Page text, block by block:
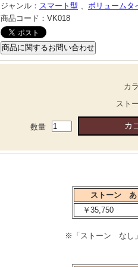
ジャンル： スマート型
ボリュームタ
商品コード： VK018
カ
スト
数量
ストーン あ
￥35,750
※「ストーン なし